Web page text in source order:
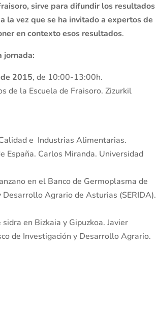
sirve para difundir los
la vez que se ha invitado a expertos de
en contexto esos resultados.
jornada:
de 2015, de 10:00-13:00h.
de la Escuela de Fraisoro. Zizurkil
e Industrias Alimentarias.
España. Carlos Miranda. Universidad
en el Banco de Germoplasma de
Agrario de Asturias (SERIDA).
en Bizkaia y Gipuzkoa. Javier
de Investigación y Desarrollo Agrario.